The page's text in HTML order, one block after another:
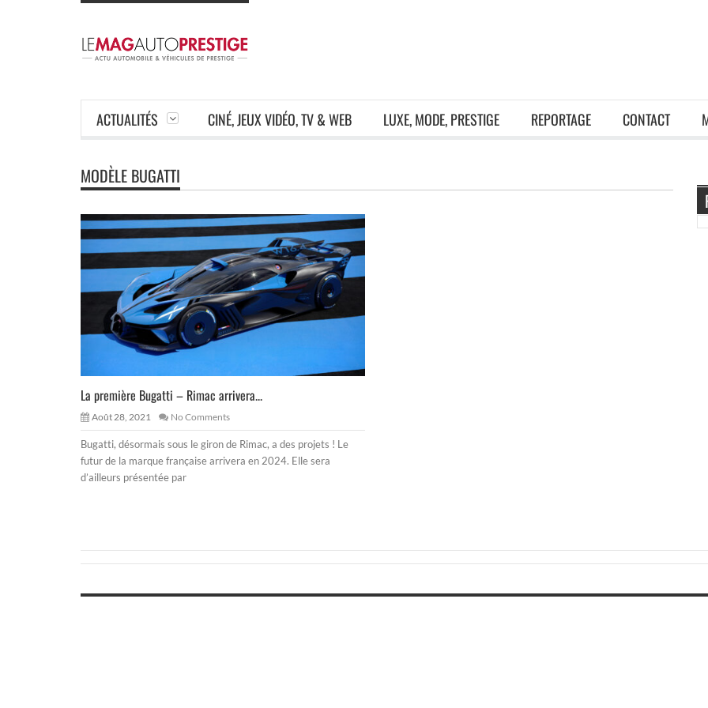
ACTUALITÉS CINÉ, JEUX VIDÉO, TV & WEB LUXE, MODE, PRESTIGE REPORTAGE CONTACT
MODÈLE BUGATTI
La première Bugatti – Rimac arrivera...
Août 28, 2021 No Comments
Bugatti, désormais sous le giron de Rimac, a des projets ! Le
futur de la marque française arrivera en 2024. Elle sera
d’ailleurs présentée par